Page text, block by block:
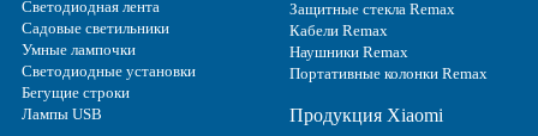
Светодиодная лента
Садовые светильники
Умные лампочки
Светодиодные установки
Бегущие строки
Лампы USB
Защитные стекла Remax
Кабели Remax
Наушники Remax
Портативные колонки Remax
Продукция Xiaomi